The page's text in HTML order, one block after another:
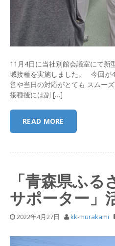
11月4日に当社別館会議室にて新
域接種を実施しました。 今回が
営や当日の対応がとても スムー
接種後には副 […]
READ MORE
「青森県ふる
サポーター」
2022年4月27日 kk-murakami